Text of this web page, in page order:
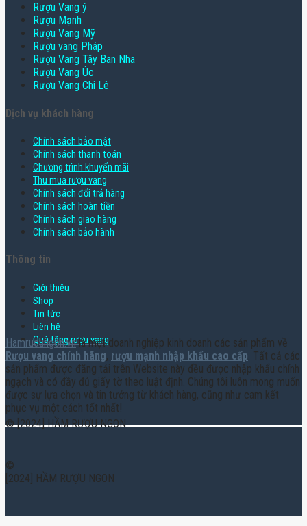
Rượu Vang ý
Rượu Mạnh
Rượu Vang Mỹ
Rượu vang Pháp
Rượu Vang Tây Ban Nha
Rượu Vang Úc
Rượu Vang Chi Lê
Dịch vụ khách hàng
Chính sách bảo mật
Chính sách thanh toán
Chương trình khuyến mãi
Thu mua rượu vang
Chính sách đổi trả hàng
Chính sách hoàn tiền
Chính sách giao hàng
Chính sách bảo hành
Thông tin
Giới thiệu
Shop
Tin tức
Liên hệ
Quà tặng rượu vang
Hamruoungon.vnlà một doanh nghiệp kinh doanh các sản phẩm về
Rượu vang chính hãng, rượu mạnh nhập khẩu cao cấp . Tất cả các
sản phẩm được đăng tải trên Website này đều được nhập khẩu chính
ngạch và có đầy đủ giấy tờ theo luật định. Chúng tôi luôn mong muốn
được sự lựa chọn và tin tưởng từ khách hàng, cũng như cam kết
phục vụ một cách tốt nhất!
© [2024] HẦM RƯỢU NGON
©
[2024] HẦM RƯỢU NGON